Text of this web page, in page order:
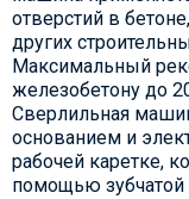
отверстий в
других
Максимальный
железобетону до
Сверлильная
основанием и
рабочей каретке,
помощью зубчатой